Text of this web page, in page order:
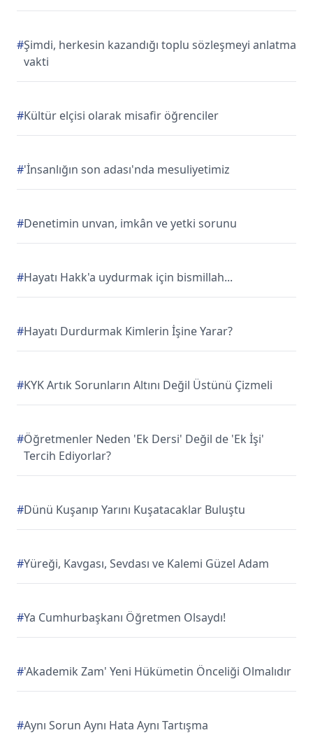
#Şimdi, herkesin kazandığı toplu sözleşmeyi anlatma
vakti
#Kültür elçisi olarak misafir öğrenciler
#'İnsanlığın son adası'nda mesuliyetimiz
#Denetimin unvan, imkân ve yetki sorunu
#Hayatı Hakk'a uydurmak için bismillah...
#Hayatı Durdurmak Kimlerin İşine Yarar?
#KYK Artık Sorunların Altını Değil Üstünü Çizmeli
#Öğretmenler Neden 'Ek Dersi' Değil de 'Ek İşi'
Tercih Ediyorlar?
#Dünü Kuşanıp Yarını Kuşatacaklar Buluştu
#Yüreği, Kavgası, Sevdası ve Kalemi Güzel Adam
#Ya Cumhurbaşkanı Öğretmen Olsaydı!
#'Akademik Zam' Yeni Hükümetin Önceliği Olmalıdır
#Aynı Sorun Aynı Hata Aynı Tartışma